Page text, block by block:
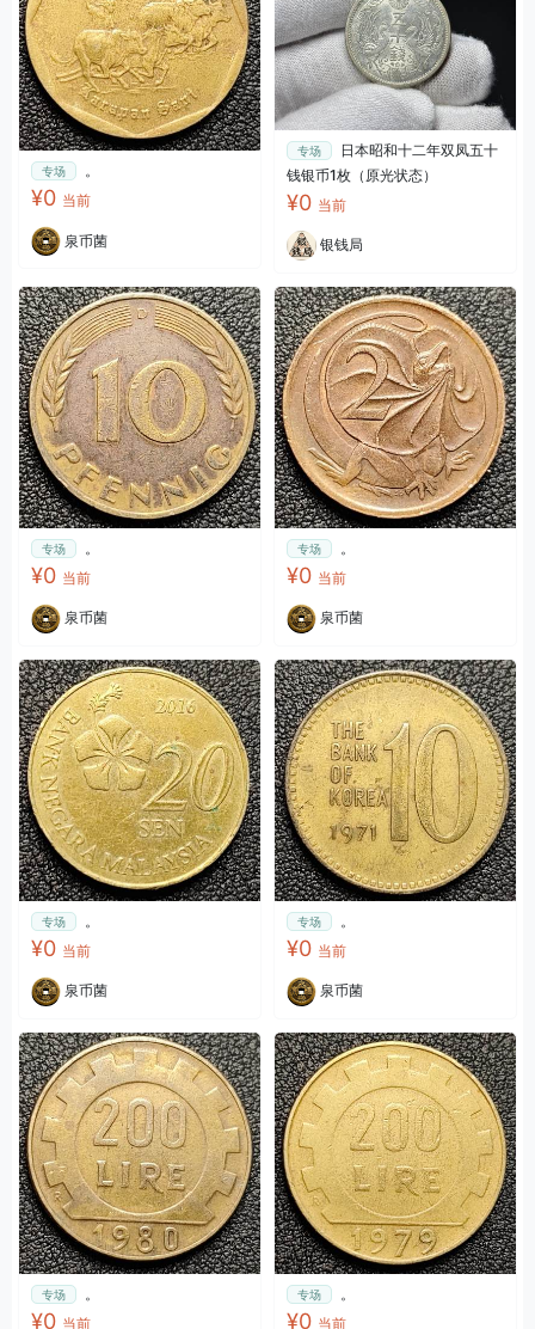
专场 。
¥0 当前
泉币菌
专场
日本昭和十二年双凤五十
钱银币1枚（原光状态）
¥0 当前
银钱局
专场 。
¥0 当前
泉币菌
专场 。
¥0 当前
泉币菌
专场 。
¥0 当前
泉币菌
专场 。
¥0 当前
泉币菌
专场 。
¥0 当前
专场 。
¥0 当前